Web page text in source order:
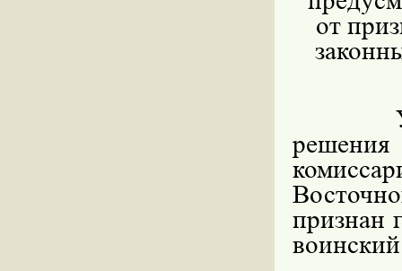
от
признан